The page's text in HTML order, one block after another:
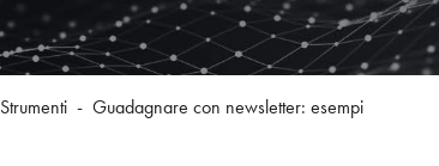
Strumenti - Guadagnare con newsletter: esempi